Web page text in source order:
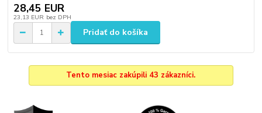
28,45 EUR
23,13 EUR bez DPH
Pridať do košíka
Tento mesiac zakúpili 43 zákazníci.